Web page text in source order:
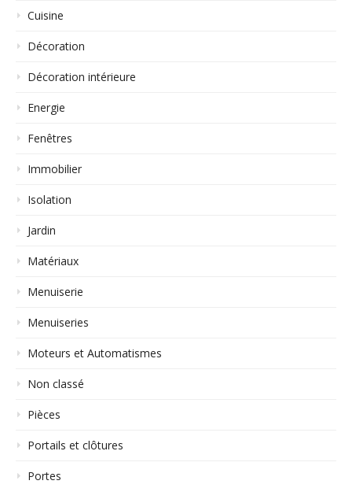
Cuisine
Décoration
Décoration intérieure
Energie
Fenêtres
Immobilier
Isolation
Jardin
Matériaux
Menuiserie
Menuiseries
Moteurs et Automatismes
Non classé
Pièces
Portails et clôtures
Portes